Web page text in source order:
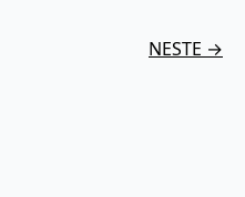
NESTE →